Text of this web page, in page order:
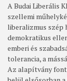
A Budai Liberális
szellemi
liberalizmus szép
demokratikus
emberi és
tolerancia, a
Az alapítvány